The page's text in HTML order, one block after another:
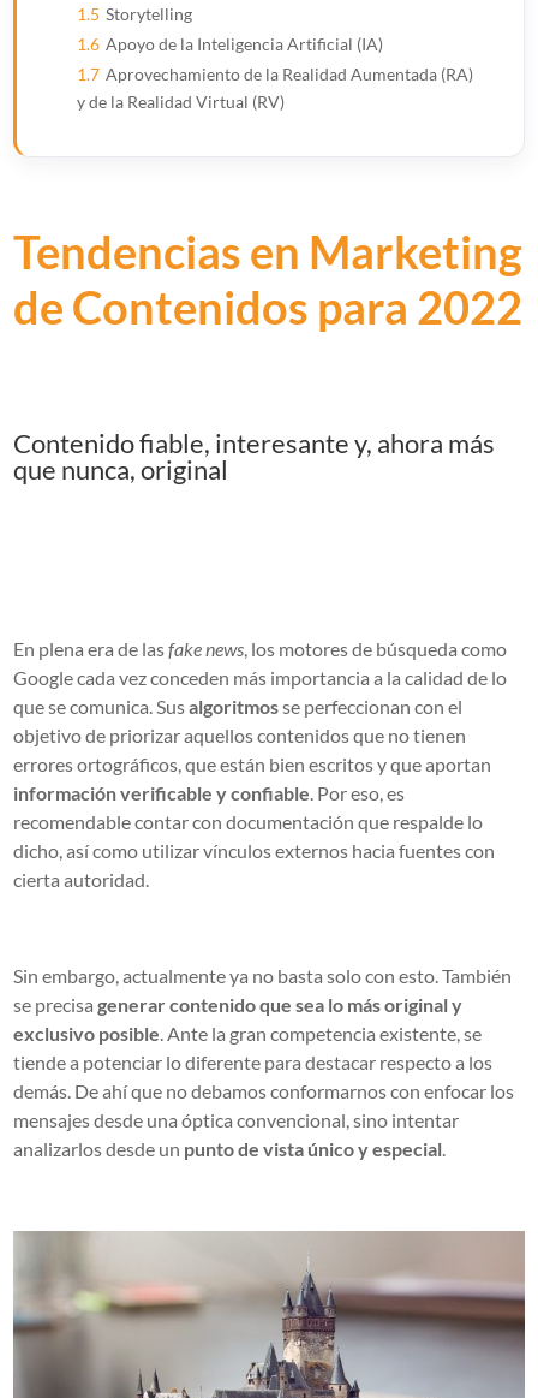
1.5 Storytelling
1.6 Apoyo de la Inteligencia Artificial (IA)
1.7 Aprovechamiento de la Realidad Aumentada (RA)
y de la Realidad Virtual (RV)
Tendencias en Marketing
de Contenidos para 2022
Contenido fiable, interesante y, ahora más
que nunca, original
En plena era de lasfake news, los motores de búsqueda como
Google cada vez conceden más importancia a la calidad de lo
que se comunica. Susalgoritmosse perfeccionan con el
objetivo de priorizar aquellos contenidos que no tienen
errores ortográficos, que están bien escritos y que aportan
información verificable y confiable. Por eso, es
recomendable contar con documentación que respalde lo
dicho, así como utilizar vínculos externos hacia fuentes con
cierta autoridad.
Sin embargo, actualmente ya no basta solo con esto. También
se precisagenerar contenido que sea lo más original y
exclusivo posible. Ante la gran competencia existente, se
tiende a potenciar lo diferente para destacar respecto a los
demás. De ahí que no debamos conformarnos con enfocar los
mensajes desde una óptica convencional, sino intentar
analizarlos desde un punto de vista único y especial.